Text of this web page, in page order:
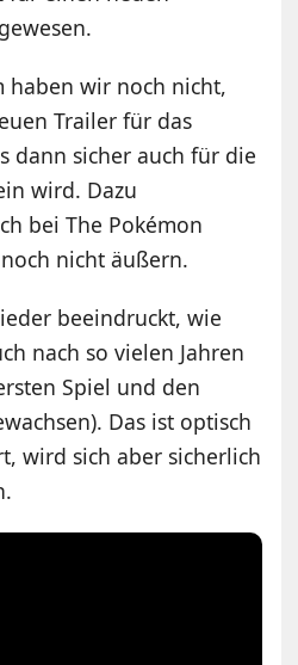
haben wir noch nicht,
Trailer für das
dann sicher auch für die
wird. Dazu
bei The Pokémon
nicht äußern.
beeindruckt, wie
nach so vielen Jahren
Spiel und den
Das ist optisch
wird sich aber sicherlich